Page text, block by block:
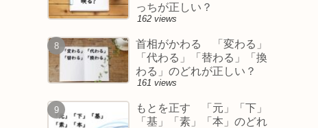
っちが正しい？
162 views
首相がかわる 「変わる」
「代わる」「替わる」「換
わる」のどれが正しい？
161 views
もとを正す 「元」「下」
「基」「素」「本」のどれ